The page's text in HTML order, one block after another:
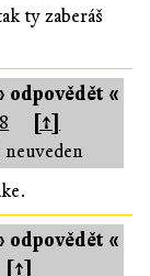
ty zaberáš
odpovědět «
[↑]
odpovědět «
[↑]